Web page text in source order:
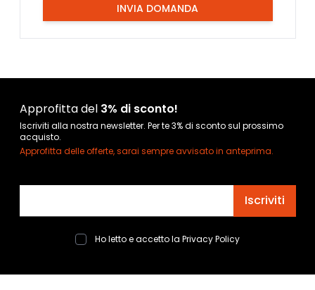
INVIA DOMANDA
Approfitta del 3% di sconto!
Iscriviti alla nostra newsletter. Per te 3% di sconto sul prossimo
acquisto.
Approfitta delle offerte, sarai sempre avvisato in anteprima.
Iscriviti
Ho letto e accetto la Privacy Policy